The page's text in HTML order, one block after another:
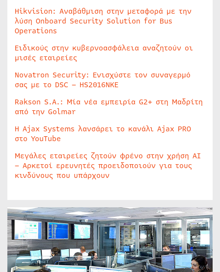
Hikvision: Αναβάθμιση στην μεταφορά με την
λύση Onboard Security Solution for Bus
Operations
Ειδικούς στην κυβερνοασφάλεια αναζητούν οι
μισές εταιρείες
Novatron Security: Ενισχύστε τον συναγερμό
σας με το DSC – HS2016NKE
Rakson S.A.: Μία νέα εμπειρία G2+ στη Μαδρίτη
από την Golmar
Η Ajax Systems λανσάρει το κανάλι Ajax PRO
στο YouTube
Μεγάλες εταιρείες ζητούν φρένο στην χρήση AI
– Αρκετοί ερευνητές προειδοποιούν για τους
κινδύνους που υπάρχουν